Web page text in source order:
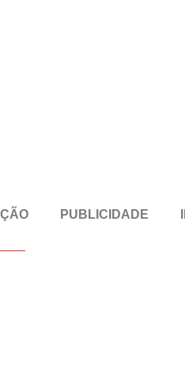
PUBLICIDADE